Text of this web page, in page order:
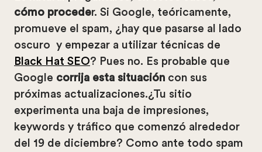
cómo proceder. Si Google, teóricamente,
promueve el spam, ¿hay que pasarse al lado
oscuro y empezar a utilizar técnicas de
Black Hat SEO? Pues no. Es probable que
Google corrija esta situación con sus
próximas actualizaciones.¿Tu sitio
experimenta una baja de impresiones,
keywords y tráfico que comenzó alrededor
del 19 de diciembre? Como ante todo spam